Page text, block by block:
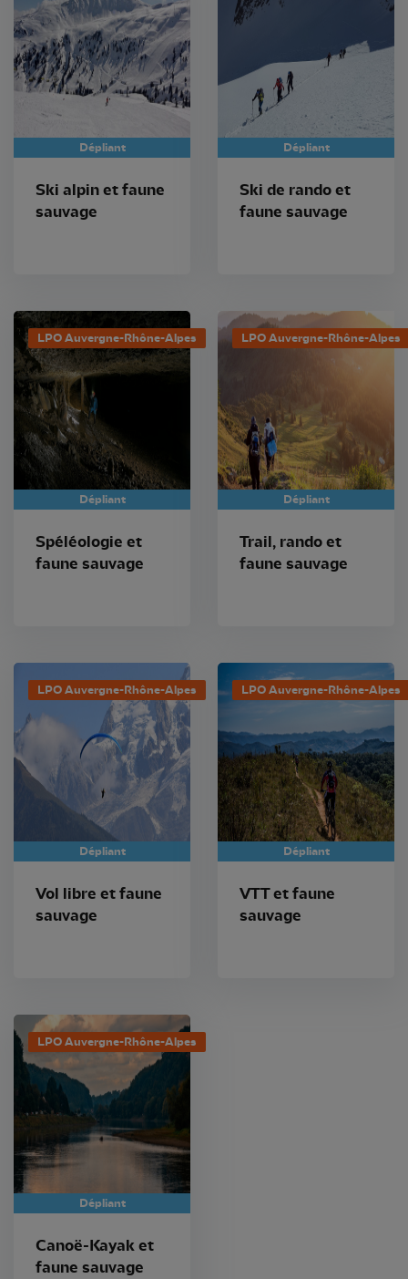
Dépliant
Ski alpin et faune
sauvage
Dépliant
Ski de rando et
faune sauvage
LPO Auvergne-Rhône-Alpes
Dépliant
Spéléologie et
faune sauvage
LPO Auvergne-Rhône-Alpes
Dépliant
Trail, rando et
faune sauvage
LPO Auvergne-Rhône-Alpes
Dépliant
Vol libre et faune
sauvage
LPO Auvergne-Rhône-Alpes
Dépliant
VTT et faune
sauvage
LPO Auvergne-Rhône-Alpes
Dépliant
Canoë-Kayak et
faune sauvage